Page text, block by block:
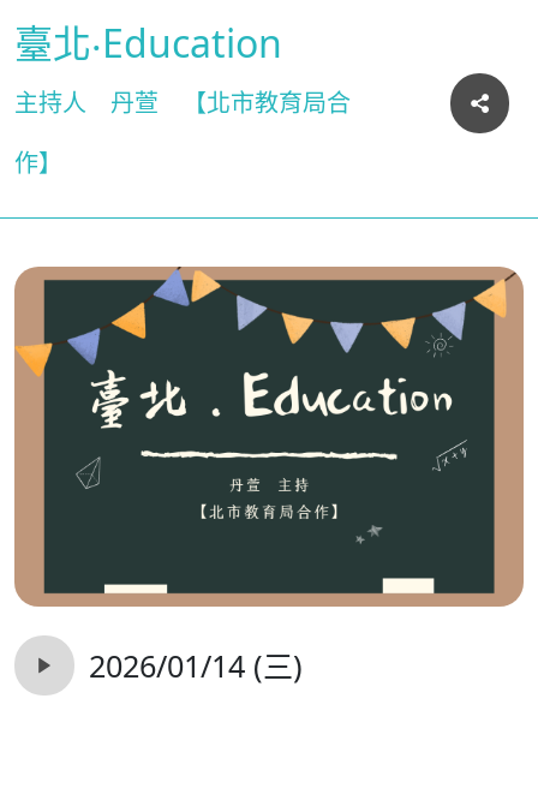
臺北‧Education
主持人 丹萱
【北市教育局合
作】
2026/01/14 (三)